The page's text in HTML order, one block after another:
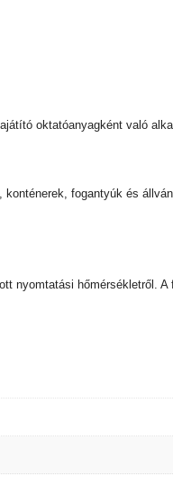
oktatóanyagként való
fogantyúk és
nyomtatási hőmérsékletről.